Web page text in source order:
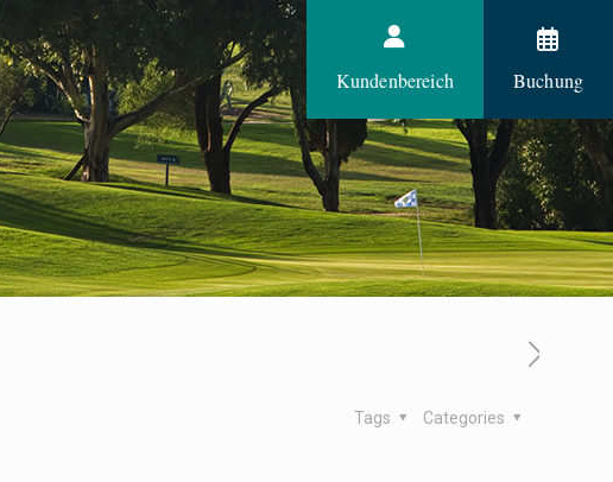
Categories
Tags
Buchung
Kundenbereich